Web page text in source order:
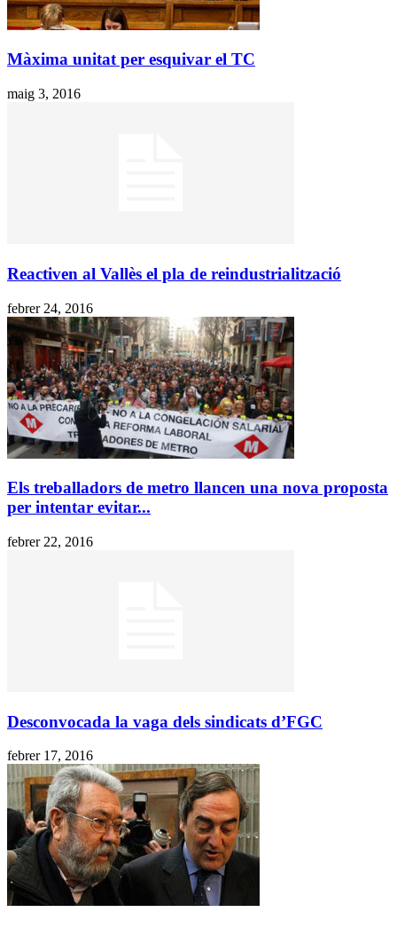
Màxima unitat per esquivar el TC
maig 3, 2016
Reactiven al Vallès el pla de reindustrialització
febrer 24, 2016
Els treballadors de metro llancen una nova proposta
per intentar evitar...
febrer 22, 2016
Desconvocada la vaga dels sindicats d’FGC
febrer 17, 2016